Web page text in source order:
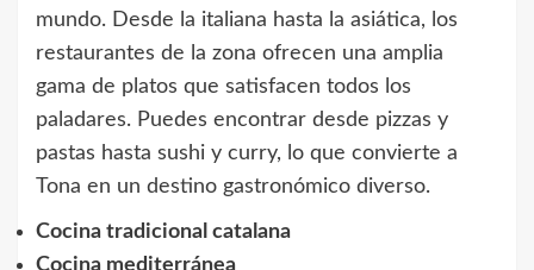
mundo. Desde la italiana hasta la asiática, los
restaurantes de la zona ofrecen una amplia
gama de platos que satisfacen todos los
paladares. Puedes encontrar desde pizzas y
pastas hasta sushi y curry, lo que convierte a
Tona en un destino gastronómico diverso.
Cocina tradicional catalana
Cocina mediterránea